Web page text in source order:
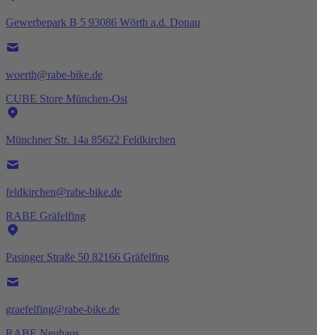
Gewerbepark B 5 93086 Wörth a.d. Donau
woerth@rabe-bike.de
CUBE Store München-Ost
Münchner Str. 14a 85622 Feldkirchen
feldkirchen@rabe-bike.de
RABE Gräfelfing
Pasinger Straße 50 82166 Gräfelfing
graefelfing@rabe-bike.de